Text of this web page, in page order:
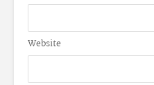
Website